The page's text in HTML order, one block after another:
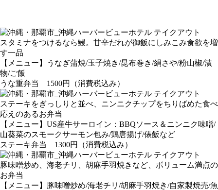
スタミナをつけるなら鰻。甘辛だれが御飯にしみこみ食欲を増
す一品
【メニュー】うなぎ蒲焼/玉子焼き/昆布巻き/絹さや/粉山椒/漬
物/ご飯
うな重弁当 1500円（消費税込み）
ステーキをぎっしりと並べ、ニンニクチップをちりばめた食べ
応えのあるお弁当
【メニュー】US産牛サーロイン：BBQソース＆ニンニク味噌/
山葵菜のスモークサーモン包み/鶏唐揚げ/俵飯など
ステーキ弁当 1300円（消費税込み）
豚味噌炒め、海老チリ、胡麻手羽焼きなど、ボリューム満点の
お弁当
【メニュー】豚味噌炒め/海老チリ/胡麻手羽焼き/自家製焼売/魚